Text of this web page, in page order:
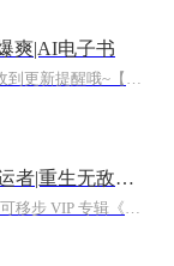
爽|AI电子书
日更5集，不定期爆更！订阅可以收到更新提醒哦~【内容简介】：【2020年1月银票大赛参赛作品】季墨穿越而来，变成了一颗神格。信季墨，得永生。不管是刀枪剑戟，坦克飞机，还是斗破的异火秘宝，或者神墓的洪荒大旗，应有尽有，助你无敌。不信者，必遭天谴反...
【免费】开局神格：专杀窃运者|重生无敌爽文
喜欢乱世守护、时空爱恋的听友，可移步 VIP 专辑《谁懂啊，摸金校尉混成女帝王》【极致降维碾压】天生神格开局，无等级碾压，斗气、魔法、修真全系通通吊打【双倍反套路重生爽文】天生神格开局，不修仙、只修神！轩辕后人龙傲误入魔法异界被嘲讽废物，九天...